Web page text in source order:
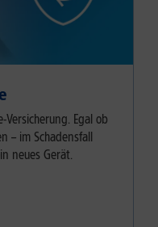
Egal ob
– im Schadensfall
neues Gerät.